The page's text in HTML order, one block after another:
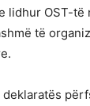
lidhur OST-të
të